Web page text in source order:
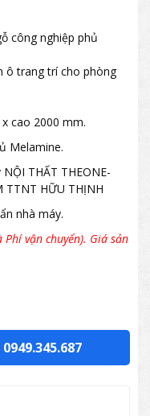
công nghiệp phủ
ô trang trí cho phòng
cao 2000 mm.
Melamine.
THẤT THEONE-
TTNT HỮU THỊNH
nhà máy.
vận chuyển). Giá sản
0949.345.687